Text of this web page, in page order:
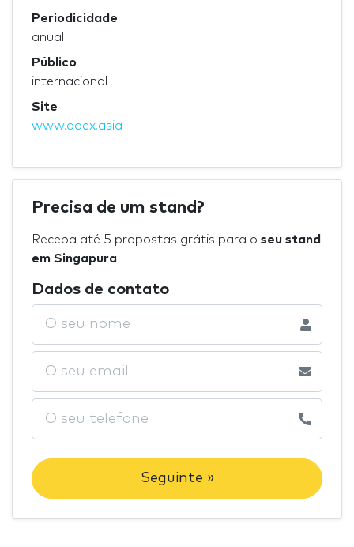
Periodicidade
anual
Público
internacional
Site
www.adex.asia
Precisa de um stand?
Receba até 5 propostas grátis para o seu stand
em Singapura
Dados de contato
Seguinte »